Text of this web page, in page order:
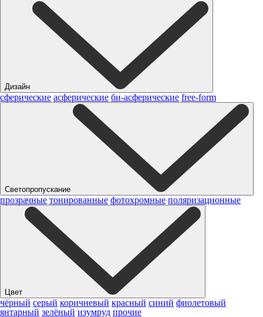
Дизайн
сферические асферические би-асферические free-form
Светопропускание
прозрачные тонированные фотохромные поляризационные
Цвет
чёрный серый коричневый красный синий фиолетовый
янтарный зелёный изумруд прочие